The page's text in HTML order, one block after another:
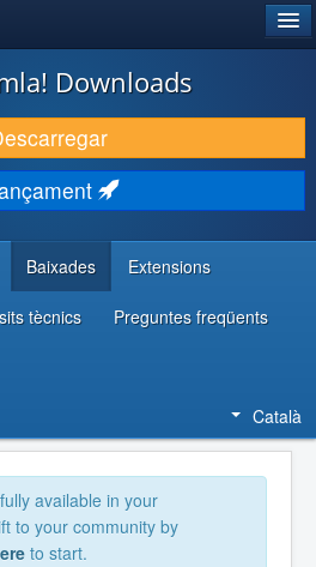
ES
Downloads
Baixades Extensions
tècnics Preguntes freqüents
Català
available in your
to your community by
to start.